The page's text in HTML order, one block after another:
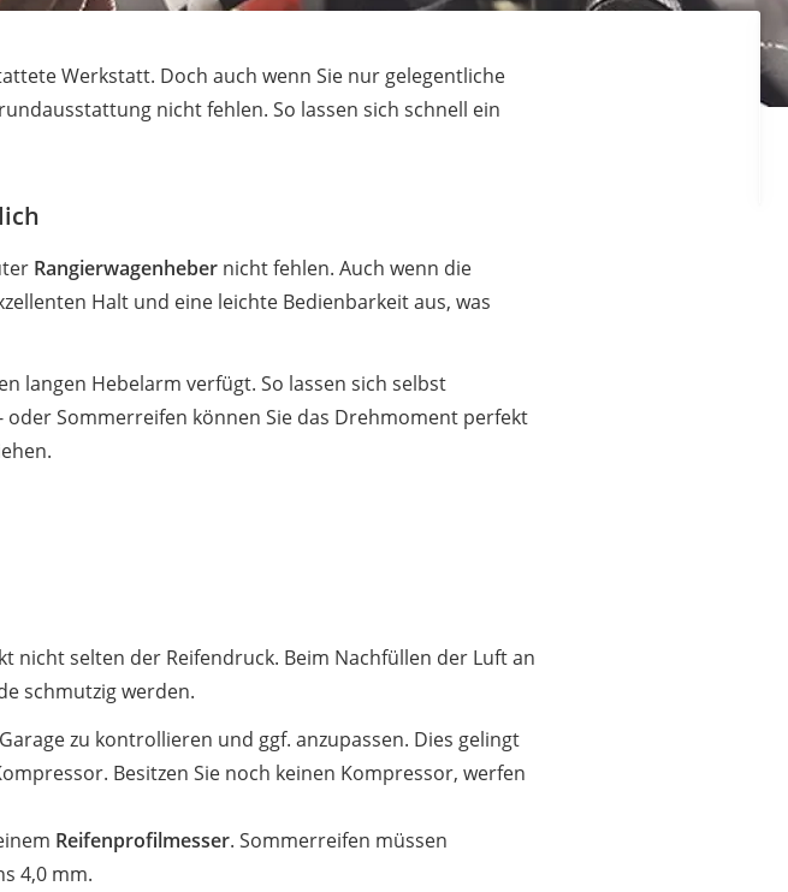
Werkstatt. Doch auch wenn Sie nur gelegentliche
nicht fehlen. So lassen sich schnell ein
Rangierwagenheber nicht fehlen. Auch wenn die
Halt und eine leichte Bedienbarkeit aus, was
langen Hebelarm verfügt. So lassen sich selbst
Sommerreifen können Sie das Drehmoment perfekt
nicht selten der Reifendruck. Beim Nachfüllen der Luft an
schmutzig werden.
zu kontrollieren und ggf. anzupassen. Dies gelingt
Besitzen Sie noch keinen Kompressor, werfen
Reifenprofilmesser. Sommerreifen müssen
4,0 mm.